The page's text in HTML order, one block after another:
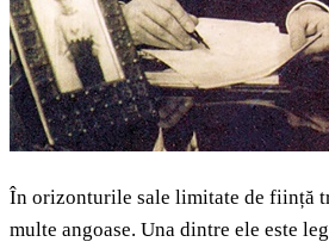
În orizonturile sale limitate de ființă
multe angoase. Una dintre ele este